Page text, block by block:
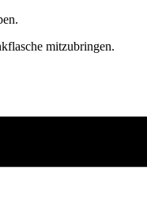
mitzubringen.